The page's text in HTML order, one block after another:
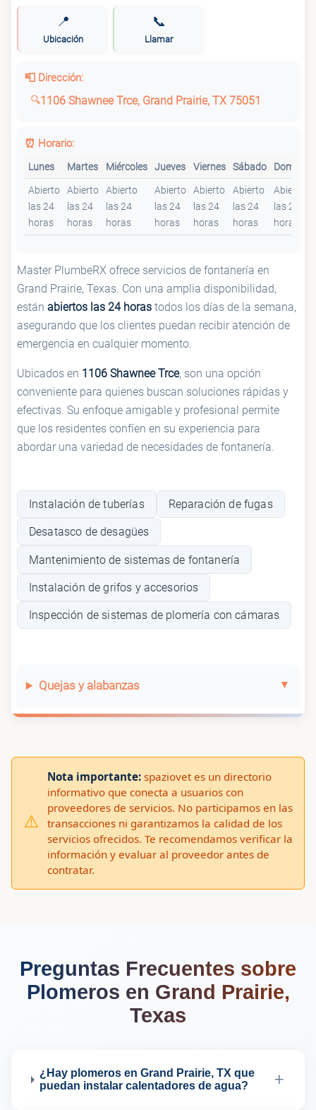
📍
Ubicación
📞
Llamar
📮 Dirección:
1106 Shawnee Trce, Grand Prairie, TX 75051
⏰ Horario:
Lunes Martes Miércoles Jueves Viernes Sábado Domingo
Abierto
las 24
horas
Abierto
las 24
horas
Abierto
las 24
horas
Abierto
las 24
horas
Abierto
las 24
horas
Abierto
las 24
horas
Abierto
las 24
horas
Master PlumbeRX ofrece servicios de fontanería en
Grand Prairie, Texas. Con una amplia disponibilidad,
están abiertos las 24 horas todos los días de la semana,
asegurando que los clientes puedan recibir atención de
emergencia en cualquier momento.
Ubicados en 1106 Shawnee Trce, son una opción
conveniente para quienes buscan soluciones rápidas y
efectivas. Su enfoque amigable y profesional permite
que los residentes confíen en su experiencia para
abordar una variedad de necesidades de fontanería.
Instalación de tuberías Reparación de fugas
Desatasco de desagües
Mantenimiento de sistemas de fontanería
Instalación de grifos y accesorios
Inspección de sistemas de plomería con cámaras
Quejas y alabanzas
⚠️
Nota importante: spaziovet es un directorio
informativo que conecta a usuarios con
proveedores de servicios. No participamos en las
transacciones ni garantizamos la calidad de los
servicios ofrecidos. Te recomendamos verificar la
información y evaluar al proveedor antes de
contratar.
Preguntas Frecuentes sobre
Plomeros en Grand Prairie,
Texas
¿Hay plomeros en Grand Prairie, TX que
puedan instalar calentadores de agua?
+